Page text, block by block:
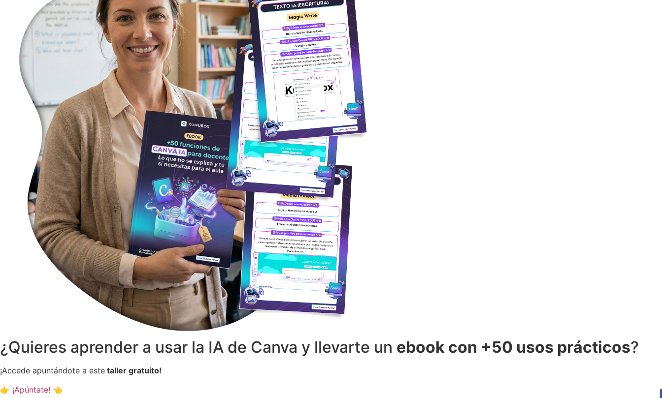
¿Quieres aprender a usar la IA de Canva y llevarte un ebook con +50 usos prácticos?
¡Accede apuntándote a este taller gratuito!
👉 ¡Apúntate! 👈